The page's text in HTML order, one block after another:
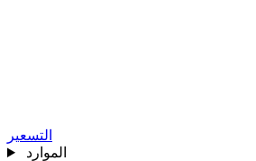
التسعير
الموارد